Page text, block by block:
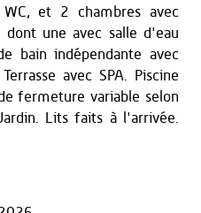
et 2 chambres avec
une avec salle d'eau
bain indépendante avec
avec SPA. Piscine
fermeture variable selon
Lits faits à l'arrivée.